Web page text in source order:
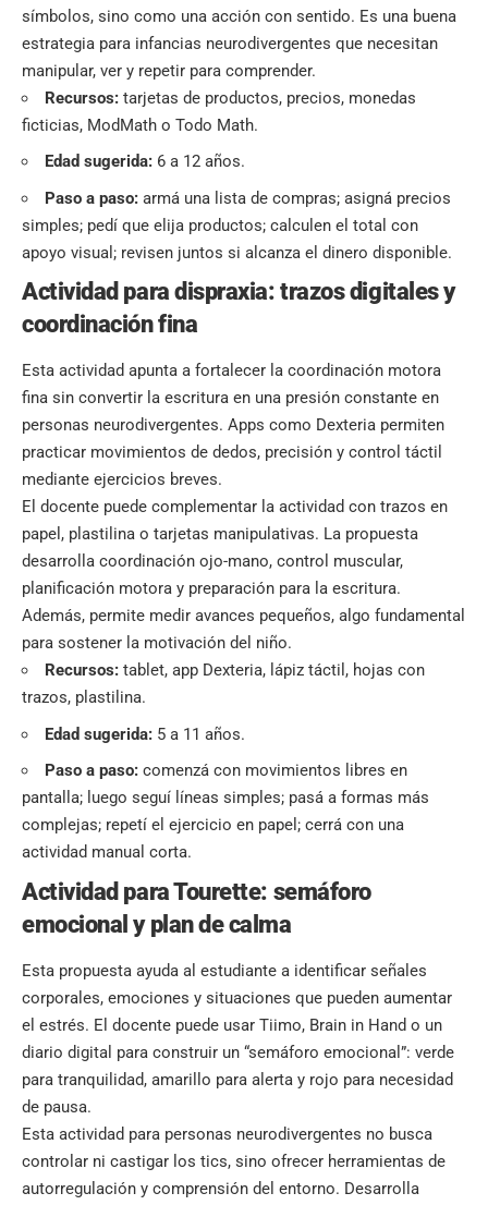
símbolos, sino como una acción con sentido. Es una buena
estrategia para infancias neurodivergentes que necesitan
manipular, ver y repetir para comprender.
Recursos: tarjetas de productos, precios, monedas
ficticias, ModMath o Todo Math.
Edad sugerida: 6 a 12 años.
Paso a paso: armá una lista de compras; asigná precios
simples; pedí que elija productos; calculen el total con
apoyo visual; revisen juntos si alcanza el dinero disponible.
Actividad para dispraxia: trazos digitales y
coordinación fina
Esta actividad apunta a fortalecer la coordinación motora
fina sin convertir la escritura en una presión constante en
personas neurodivergentes. Apps como Dexteria permiten
practicar movimientos de dedos, precisión y control táctil
mediante ejercicios breves.
El docente puede complementar la actividad con trazos en
papel, plastilina o tarjetas manipulativas. La propuesta
desarrolla coordinación ojo-mano, control muscular,
planificación motora y preparación para la escritura.
Además, permite medir avances pequeños, algo fundamental
para sostener la motivación del niño.
Recursos: tablet, app Dexteria, lápiz táctil, hojas con
trazos, plastilina.
Edad sugerida: 5 a 11 años.
Paso a paso: comenzá con movimientos libres en
pantalla; luego seguí líneas simples; pasá a formas más
complejas; repetí el ejercicio en papel; cerrá con una
actividad manual corta.
Actividad para Tourette: semáforo
emocional y plan de calma
Esta propuesta ayuda al estudiante a identificar señales
corporales, emociones y situaciones que pueden aumentar
el estrés. El docente puede usar Tiimo, Brain in Hand o un
diario digital para construir un “semáforo emocional”: verde
para tranquilidad, amarillo para alerta y rojo para necesidad
de pausa.
Esta actividad para personas neurodivergentes no busca
controlar ni castigar los tics, sino ofrecer herramientas de
autorregulación y comprensión del entorno. Desarrolla